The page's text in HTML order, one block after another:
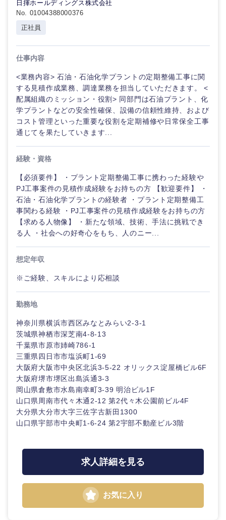
日揮ホールディングス株式会社
No. 01004388000376
正社員
仕事内容
<業務内容> 石油・石油化学プラントの定期整備工事に関
する見積作成業務、調達業務を担当していただきます。 <
配属組織のミッション・役割> 同部門は石油プラント、化
学プラントなどの安全性確保、設備の信頼性維持、および
コスト管理といった重要な役割を定期補修や日常保全工事
通じてを果たしていきます...
経験・資格
【必須要件】 ・プラント定期整備工事に携わった経験や
PJ工事案件の見積作成経験をお持ちの方 【歓迎要件】 ・
石油・石油化学プラントの経験者 ・プラント定期整備工
事関わる経験 ・PJ工事案件の見積作成経験をお持ちの方
【求める人物像】 ・新たな領域、技術、手法に挑戦でき
る人 ・社会への好奇心をもち、人のニー...
想定年収
※ご経験、スキルにより応相談
勤務地
神奈川県横浜市西区みなとみらい2-3-1
茨城県神栖市深芝南4-8-13
千葉県市原市姉崎786-1
三重県四日市市塩浜町1-69
大阪府大阪市中央区北浜3-5-22 オリックス淀屋橋ビル6F
大阪府堺市堺区出島浜通3-3
岡山県倉敷市水島南幸町3-39 明治ビル1F
山口県周南市代々木通2-12 第2代々木公園前ビル4F
大分県大分市大字三佐字古新田1300
山口県宇部市中央町1-6-24 第2宇部不動産ビル3階
求人詳細を見る
お気に入り